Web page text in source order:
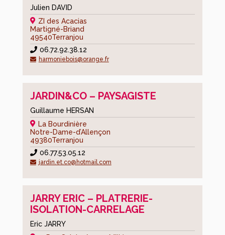
Julien DAVID
ZI des Acacias
Martigné-Briand
49540Terranjou
06.72.92.38.12
harmoniebois@orange.fr
JARDIN&CO – PAYSAGISTE
Guillaume HERSAN
La Bourdinière
Notre-Dame-d’Allençon
49380Terranjou
06.77.53.05.12
jardin.et.co@hotmail.com
JARRY ERIC – PLATRERIE-
ISOLATION-CARRELAGE
Eric JARRY